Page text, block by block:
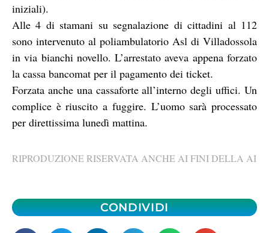
iniziali).
Alle 4 di stamani su segnalazione di cittadini al 112
sono intervenuto al poliambulatorio Asl di Villadossola
in via bianchi novello. L’arrestato aveva appena forzato
la cassa bancomat per il pagamento dei ticket.
Forzata anche una cassaforte all’interno degli uffici. Un
complice è riuscito a fuggire. L’uomo sarà processato
per direttissima lunedì mattina.
RIPRODUZIONE RISERVATA ANCHE AI FINI DELLA AI
CONDIVIDI